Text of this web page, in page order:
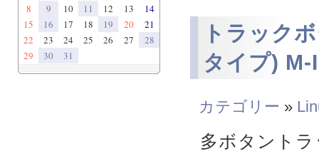
トラック
タイプ)
カテゴリー »
多ボタント
8
9 10 11 12 13
14
15
16 17 18 19 20
21
22
23 24 25 26 27
28
29
30 31